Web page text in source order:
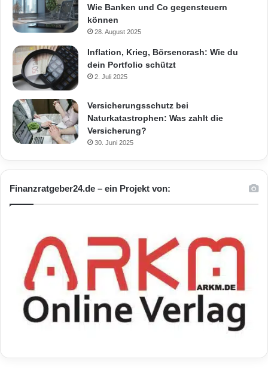
Wie Banken und Co gegensteuern
können
28. August 2025
Inflation, Krieg, Börsencrash: Wie du
dein Portfolio schützt
2. Juli 2025
Versicherungsschutz bei
Naturkatastrophen: Was zahlt die
Versicherung?
30. Juni 2025
Finanzratgeber24.de – ein Projekt von: